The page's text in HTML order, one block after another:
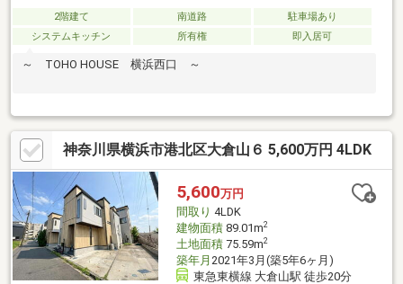
2階建て 南道路
駐車場あり
システムキッチン
所有権 即入居可
～ TOHO HOUSE 横浜西口 ～
神奈川県横浜市港北区大倉山６ 5,600万円 4LDK
5,600万円
間取り 4LDK
建物面積89.01m2
土地面積75.59m2
築年月 2021年3月(築5年6ヶ月)
東急東横線 大倉山駅 徒歩20分